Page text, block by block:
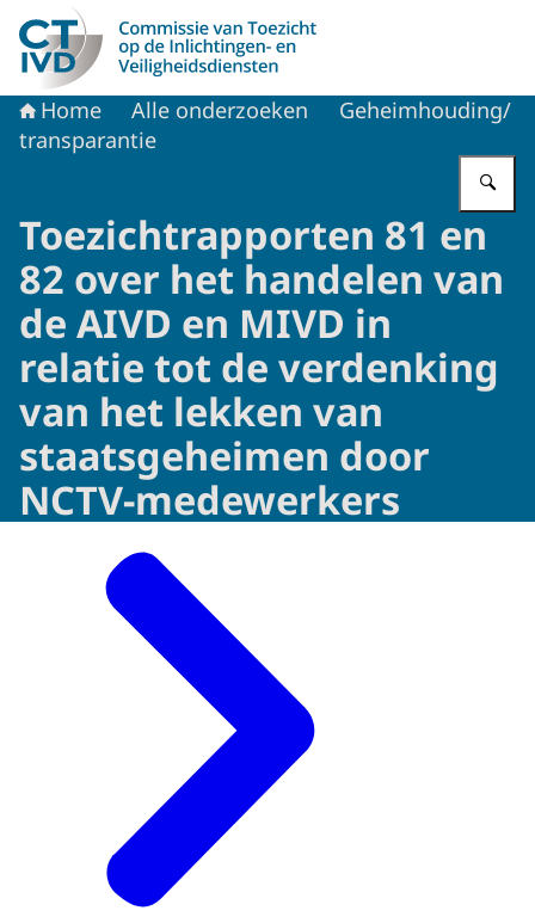
Naar de homepage van CTIVD
Home Alle onderzoeken
Geheimhouding/
transparantie
Toezichtrapporten 81 en
82 over het handelen van
de AIVD en MIVD in
relatie tot de verdenking
van het lekken van
staatsgeheimen door
NCTV-medewerkers